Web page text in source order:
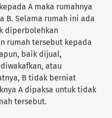
A maka rumahnya
B. Selama rumah ini ada
diperbolehkan
rumah tersebut kepada
baik dijual,
atau
B tidak berniat
A dipaksa untuk tidak
tersebut.